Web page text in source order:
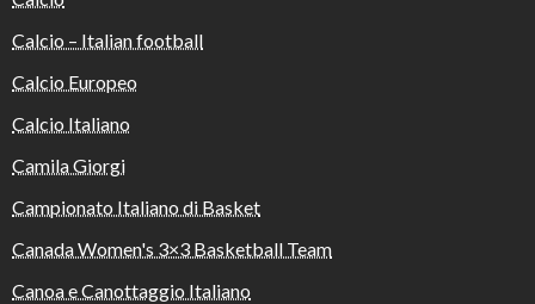
Calcio – Italian football
Calcio Europeo
Calcio Italiano
Camila Giorgi
Campionato Italiano di Basket
Canada Women's 3×3 Basketball Team
Canoa e Canottaggio Italiano